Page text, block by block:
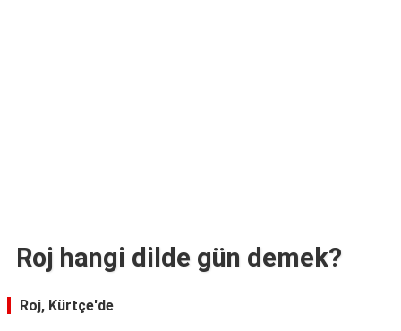
Roj hangi dilde gün demek?
Roj, Kürtçe'de